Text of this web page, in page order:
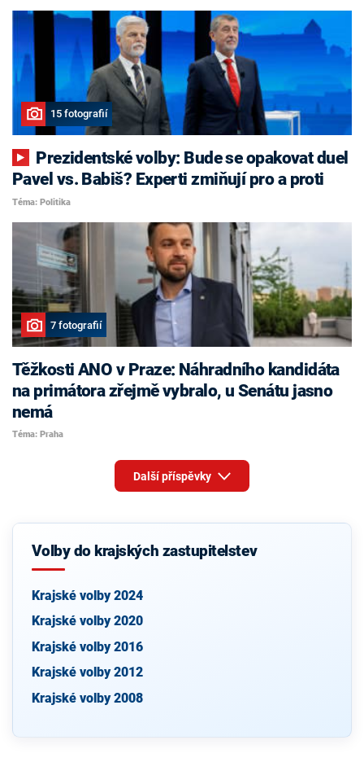
15 fotografií
Pavel vs. Babiš? Experti zmiňují pro a proti
Téma: Politika
7 fotografií
Těžkosti ANO v Praze: Náhradního kandidáta
na primátora zřejmě vybralo, u Senátu jasno
nemá
Téma: Praha
Další příspěvky
Volby do krajských zastupitelstev
Krajské volby 2024
Krajské volby 2020
Krajské volby 2016
Krajské volby 2012
Krajské volby 2008